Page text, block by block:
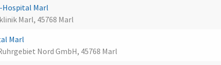
Hospital Marl
Marl, 45768 Marl
Marl
Nord GmbH, 45768 Marl